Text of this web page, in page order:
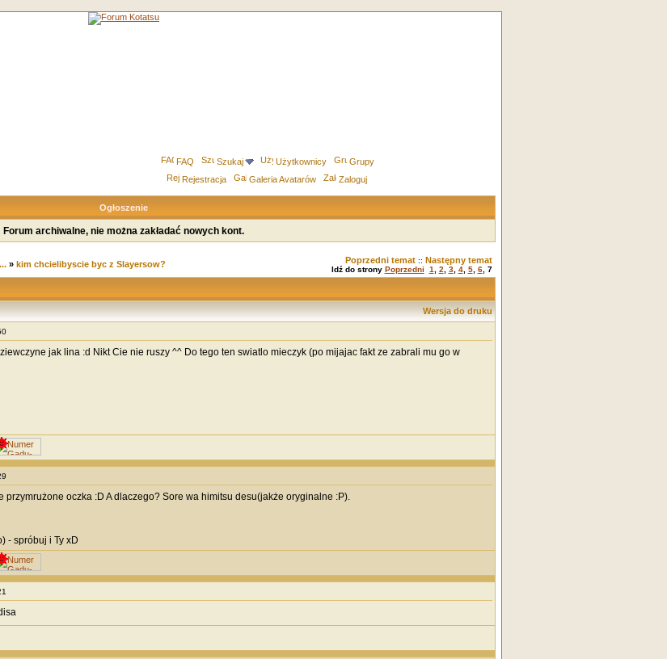
FAQ Szukaj Użytkownicy
Grupy
Rejestracja
Galeria Avatarów Zaloguj
Ogłoszenie
Forum archiwalne, nie można zakładać nowych kont.
» kim chcielibyscie byc z Slayersow? Poprzedni temat:: Następny temat
Idź do strony Poprzedni 1 2 3, 4, 5, 6, 7
Wersja do druku
jak lina :d Nikt Cie nie ruszy ^^ Do tego ten swiatlo mieczyk (po mijajac fakt ze zabrali mu go w
przymrużone oczka :D A dlaczego? Sore wa himitsu desu(jakże oryginalne :P).
- spróbuj i Ty xD